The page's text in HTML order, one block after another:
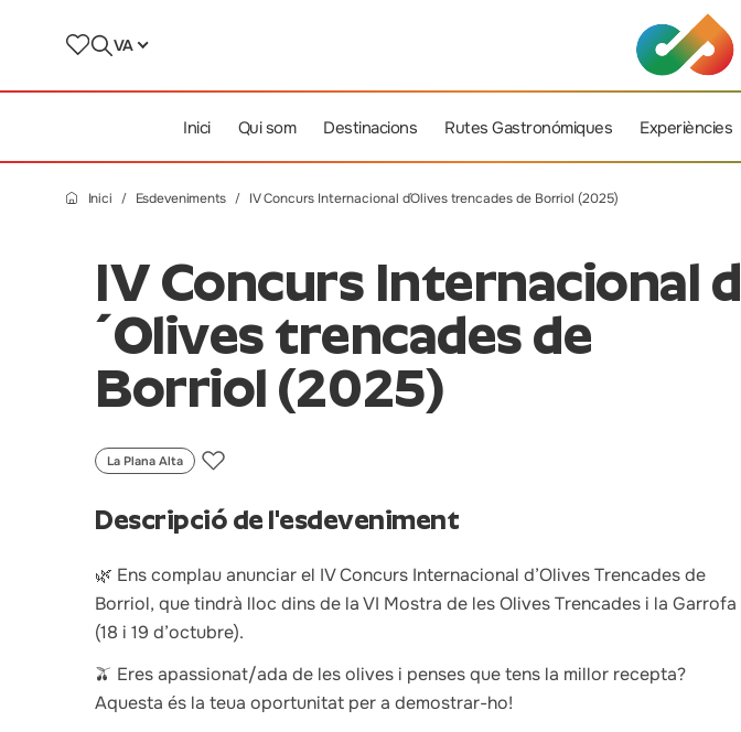
VA
Inici Qui som Destinacions Rutes Gastronómiques Experiències
Inici Esdeveniments IV Concurs Internacional d´Olives trencades de Borriol (2025)
IV Concurs Internacional d
´Olives trencades de
Borriol (2025)
La Plana Alta
Descripció de l'esdeveniment
🌿 Ens complau anunciar el IV Concurs Internacional d’Olives Trencades de
Borriol, que tindrà lloc dins de la VI Mostra de les Olives Trencades i la Garrofa
(18 i 19 d’octubre).
🫒 Eres apassionat/ada de les olives i penses que tens la millor recepta?
Aquesta és la teua oportunitat per a demostrar-ho!